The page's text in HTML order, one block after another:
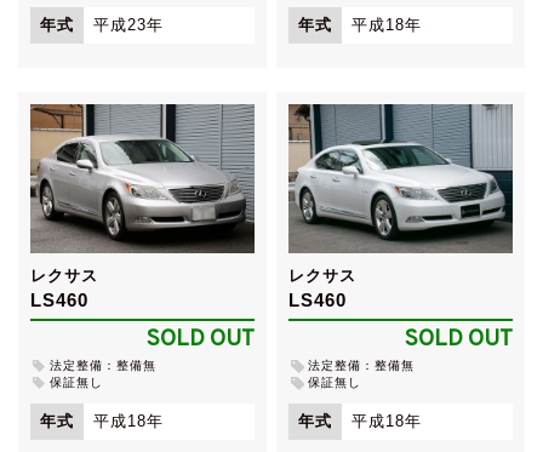
年式 平成23年 年式 平成18年
レクサス
LS460
SOLD OUT
法定整備：整備無
保証無し
年式 平成18年
レクサス
LS460
SOLD OUT
法定整備：整備無
保証無し
年式 平成18年